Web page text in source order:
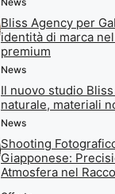
Bliss Agency per
identità di marca
premium
News
Il nuovo studio
naturale, materiali
News
Shooting
Giapponese:
Atmosfera nel